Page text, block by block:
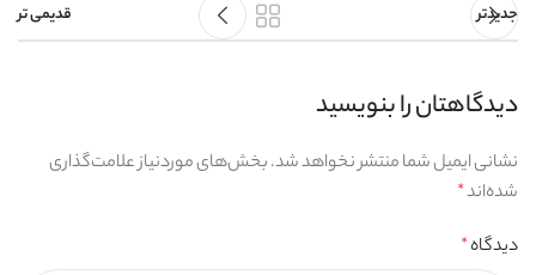
جدیدتر قدیمی تر
دیدگاهتان را بنویسید
نشانی ایمیل شما منتشر نخواهد شد.بخش‌های موردنیاز علامت‌گذاری
شده‌اند*
دیدگاه*